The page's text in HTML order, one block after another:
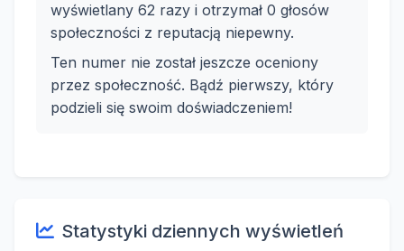
wyświetlany 62 razy i otrzymał 0 głosów
społeczności z reputacją niepewny.
Ten numer nie został jeszcze oceniony
przez społeczność. Bądź pierwszy, który
podzieli się swoim doświadczeniem!
Statystyki dziennych wyświetleń